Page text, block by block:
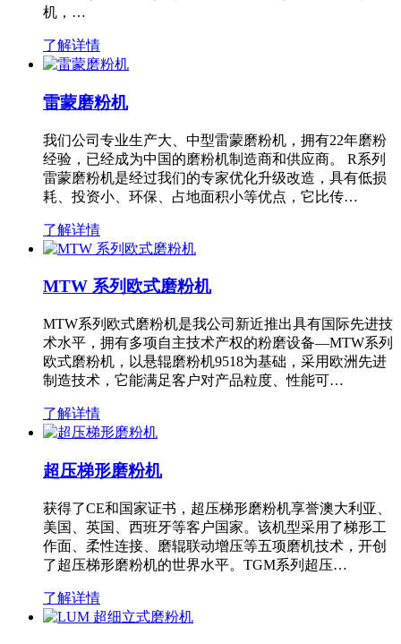
机，…
了解详情
雷蒙磨粉机
我们公司专业生产大、中型雷蒙磨粉机，拥有22年磨粉
经验，已经成为中国的磨粉机制造商和供应商。 R系列
雷蒙磨粉机是经过我们的专家优化升级改造，具有低损
耗、投资小、环保、占地面积小等优点，它比传…
了解详情
MTW 系列欧式磨粉机
MTW系列欧式磨粉机是我公司新近推出具有国际先进技
术水平，拥有多项自主技术产权的粉磨设备—MTW系列
欧式磨粉机，以悬辊磨粉机9518为基础，采用欧洲先进
制造技术，它能满足客户对产品粒度、性能可…
了解详情
超压梯形磨粉机
获得了CE和国家证书，超压梯形磨粉机享誉澳大利亚、
美国、英国、西班牙等客户国家。该机型采用了梯形工
作面、柔性连接、磨辊联动增压等五项磨机技术，开创
了超压梯形磨粉机的世界水平。TGM系列超压…
了解详情